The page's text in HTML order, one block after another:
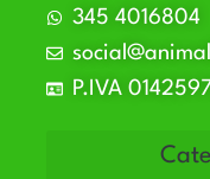
345 4016804
P.IVA